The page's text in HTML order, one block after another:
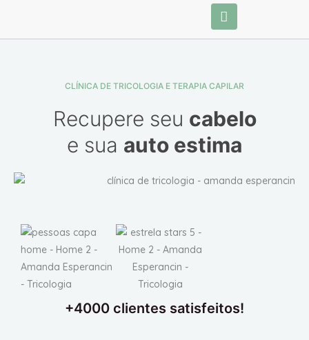
o
CLÍNICA DE TRICOLOGIA E TERAPIA CAPILAR
Recupere seu cabelo
e sua auto estima
+4000 clientes satisfeitos!